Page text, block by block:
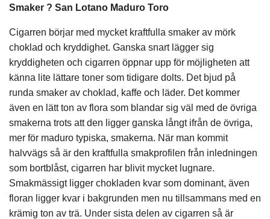
Smaker ? San Lotano Maduro Toro
Cigarren börjar med mycket kraftfulla smaker av mörk
choklad och kryddighet. Ganska snart lägger sig
kryddigheten och cigarren öppnar upp för möjligheten att
känna lite lättare toner som tidigare dolts. Det bjud på
runda smaker av choklad, kaffe och läder. Det kommer
även en lätt ton av flora som blandar sig väl med de övriga
smakerna trots att den ligger ganska långt ifrån de övriga,
mer för maduro typiska, smakerna. När man kommit
halvvägs så är den kraftfulla smakprofilen från inledningen
som bortblåst, cigarren har blivit mycket lugnare.
Smakmässigt ligger chokladen kvar som dominant, även
floran ligger kvar i bakgrunden men nu tillsammans med en
krämig ton av trä. Under sista delen av cigarren så är